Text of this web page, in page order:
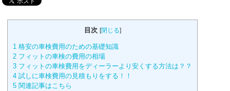
目次 [閉じる]
1 格安の車検費用のための基礎知識
2 フィットの車検の費用の相場
3 フィットの車検費用をディーラーより安くする方法は？？
4 試しに車検費用の見積もりをする！！
5 関連記事はこちら